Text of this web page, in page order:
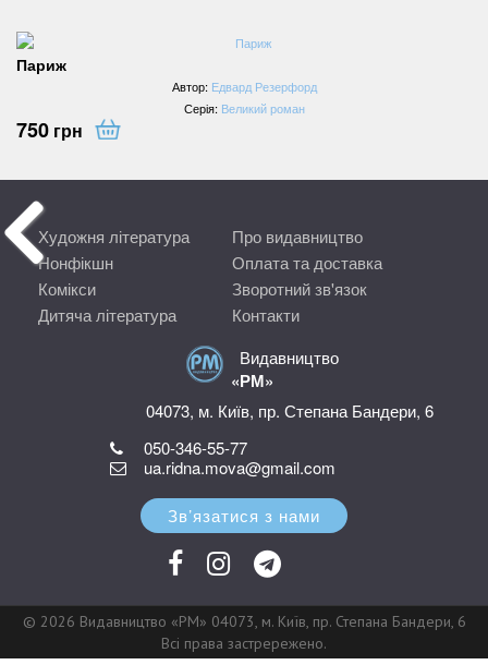
Париж
Автор: Едвард Резерфорд
Серія: Великий роман
750 грн
Художня література
Нонфікшн
Комікси
Дитяча література
Про видавництво
Оплата та доставка
Зворотний зв'язок
Контакти
Видавництво
«РМ»
04073, м. Київ, пр. Степана Бандери, 6
050-346-55-77
ua.ridna.mova@gmail.com
Зв’язатися з нами
© 2026 Видавництво «РМ» 04073, м. Київ, пр. Степана Бандери, 6
Всі права застрережено.